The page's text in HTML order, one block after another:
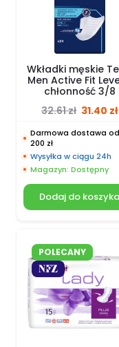
Wkładki męskie
Men Active Fit
chłonność 3/8
32.61zł 31.40 zł
Darmowa dostawa od
200 zł
Wysyłka w ciągu 24h
Magazyn: Dostępny
Dodaj do koszyka
POLECANY